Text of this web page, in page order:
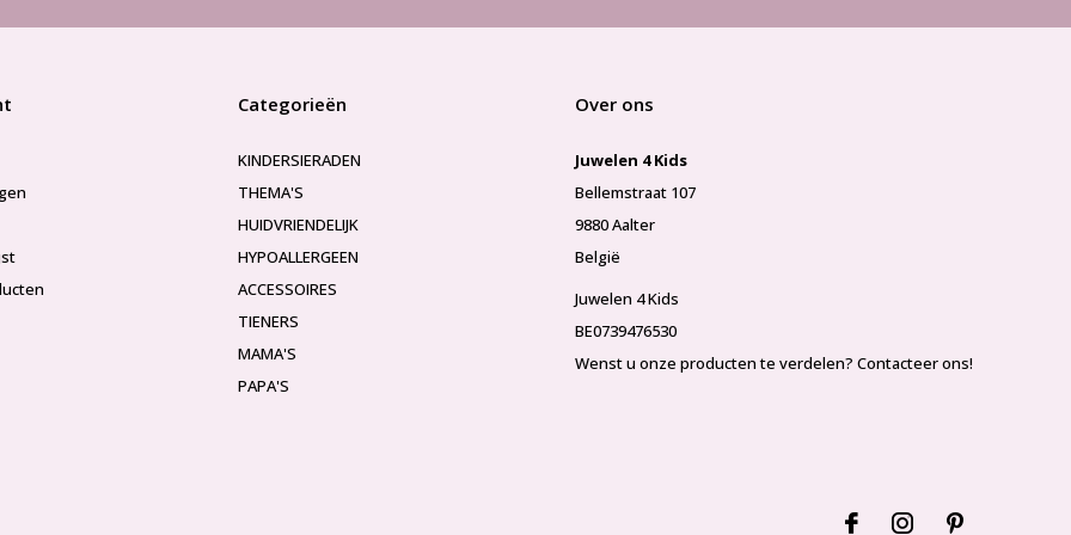
Categorieën
KINDERSIERADEN
THEMA'S
HUIDVRIENDELIJK
HYPOALLERGEEN
ACCESSOIRES
TIENERS
MAMA'S
PAPA'S
Over ons
Juwelen 4 Kids
Bellemstraat 107
9880 Aalter
België
Juwelen 4 Kids
BE0739476530
Wenst u onze producten te verdelen? Contacteer ons!